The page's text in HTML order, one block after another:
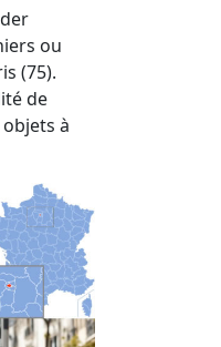
ou
(75).
de
à